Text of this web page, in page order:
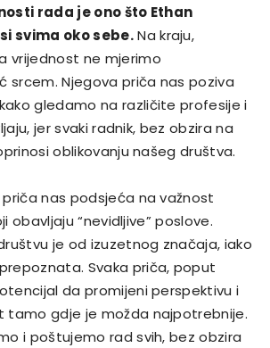
rada je ono što Ethan
svima oko sebe.Na kraju,
vrijednost ne mjerimo
srcem. Njegova priča nas poziva
gledamo na različite profesije i
jer svaki radnik, bez obzira na
oblikovanju našeg društva.
nas podsjeća na važnost
obavljaju “nevidljive” poslove.
je od izuzetnog značaja, iako
Svaka priča, poput
da promijeni perspektivu i
tamo gdje je možda najpotrebnije.
i poštujemo rad svih, bez obzira